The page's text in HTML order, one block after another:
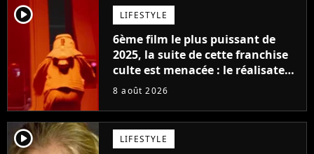
player2 LIFESTYLE
6ème film le plus puissant de
2025, la suite de cette franchise
culte est menacée : le réalisateur
claque la porte pour "différends
8 août 2026
player2 LIFESTYLE